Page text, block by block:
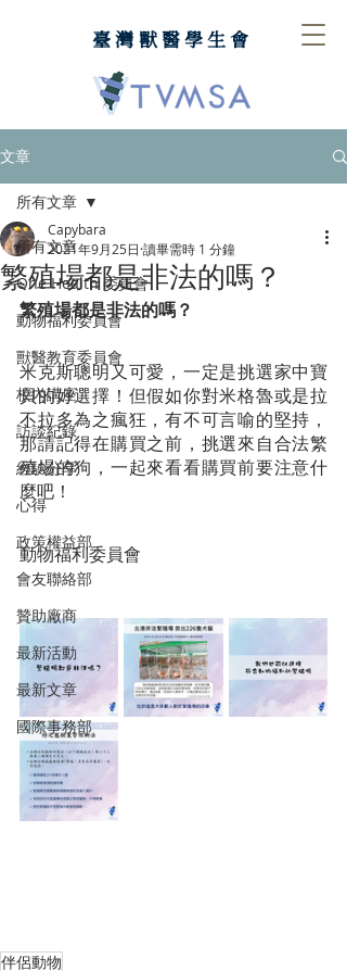
臺灣獸醫學生會
文章
所有文章
One Health 委員會
動物福利委員會
獸醫教育委員會
校內講座
訪談紀錄
經驗分享
心得
政策權益部
會友聯絡部
贊助廠商
最新活動
最新文章
國際事務部
所有文章
繁殖場都是非法的嗎？
Capybara
2021年9月25日 讀畢需時 1 分鐘
繁殖場都是非法的嗎？
米克斯聰明又可愛，一定是挑選家中寶
貝的好選擇！但假如你對米格魯或是拉
不拉多為之瘋狂，有不可言喻的堅持，
那請記得在購買之前，挑選來自合法繁
殖場的狗，一起來看看購買前要注意什
麼吧！
動物福利委員會
伴侶動物